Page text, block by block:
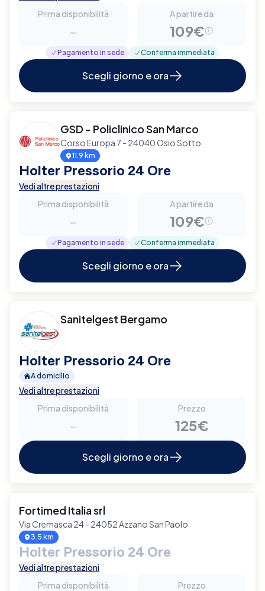
Prima disponibilità
-
A partire da
109€
Pagamento in sede Conferma immediata
Scegli giorno e ora
GSD - Policlinico San Marco
Corso Europa 7 - 24040 Osio Sotto
11.9 km
Holter Pressorio 24 Ore
Vedi altre prestazioni
Prima disponibilità
-
A partire da
109€
Pagamento in sede Conferma immediata
Scegli giorno e ora
Sanitelgest Bergamo
Holter Pressorio 24 Ore
A domicilio
Vedi altre prestazioni
Prima disponibilità
-
Prezzo
125€
Scegli giorno e ora
Fortimed Italia srl
Via Cremasca 24 - 24052 Azzano San Paolo
3.5 km
Holter Pressorio 24 Ore
Vedi altre prestazioni
Prima disponibilità
Prezzo